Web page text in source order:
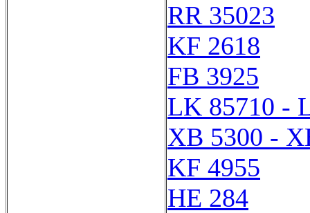
RR 35023
KF 2618
FB 3925
LK 85710 -
XB 5300 -
KF 4955
HE 284